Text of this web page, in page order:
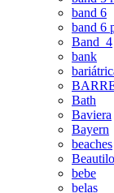
band 6
band 6
Band_4
bank
Bath
Baviera
Bayern
beaches
bebe
belas